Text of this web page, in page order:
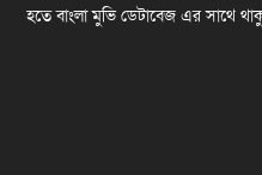
হতে বাংলা মুভি ডেটাবেজ এর সাথে